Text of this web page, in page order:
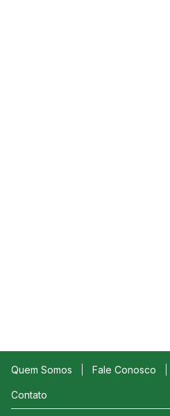
Quem Somos Fale Conosco
Contato